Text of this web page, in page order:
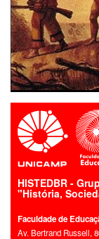
HISTEDBR -
"História,
Faculdade de
Av. Bertrand Russell,